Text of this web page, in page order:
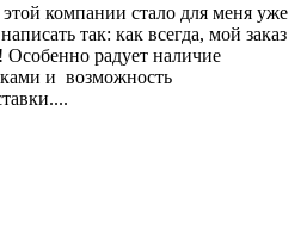
компании стало для меня уже
так: как всегда, мой заказ
Особенно радует наличие
и возможность